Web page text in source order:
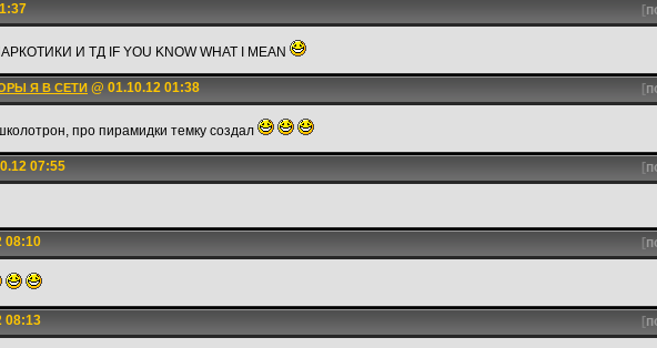
[
И ТД IF YOU KNOW WHAT I MEAN
Я В СЕТИ @ 01.10.12 01:38 [
про пирамидки темку создал
07:55 [
08:10 [
08:13 [